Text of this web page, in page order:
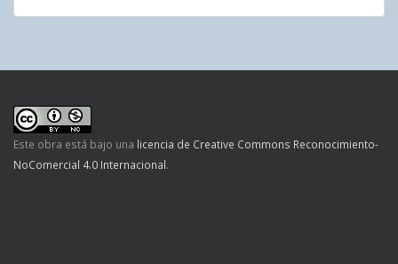
Este obra está bajo una licencia de Creative Commons Reconocimiento-
NoComercial 4.0 Internacional.